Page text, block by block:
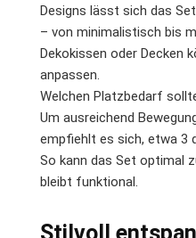
Designs lässt sich das
– von minimalistisch bis
Dekokissen oder Decken
anpassen.
Welchen Platzbedarf
Um ausreichend
empfiehlt es sich, etwa 3
So kann das Set optimal
bleibt funktional.
Stilvoll